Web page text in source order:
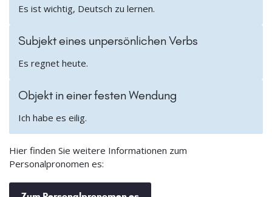
Es ist wichtig, Deutsch zu lernen.
Subjekt eines unpersönlichen Verbs
Es regnet heute.
Objekt in einer festen Wendung
Ich habe es eilig.
Hier finden Sie weitere Informationen zum
Personalpronomen es: